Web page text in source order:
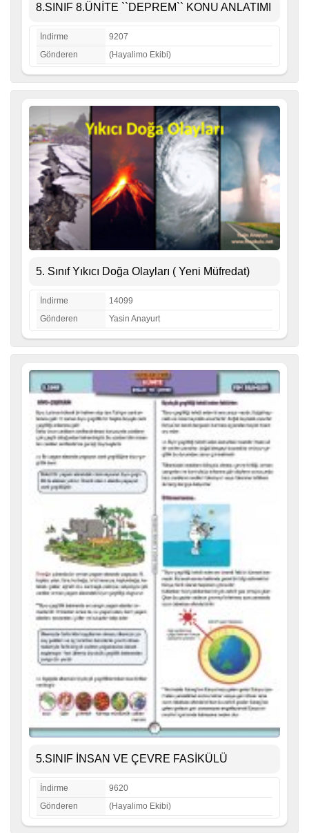
8.SINIF 8.ÜNİTE ``DEPREM`` KONU ANLATIMI
İndirme
9207
Gönderen
(Hayalimo Ekibi)
5. Sınıf Yıkıcı Doğa Olayları ( Yeni Müfredat)
İndirme
14099
Gönderen
Yasin Anayurt
5.SINIF İNSAN VE ÇEVRE FASİKÜLÜ
İndirme
9620
Gönderen
(Hayalimo Ekibi)